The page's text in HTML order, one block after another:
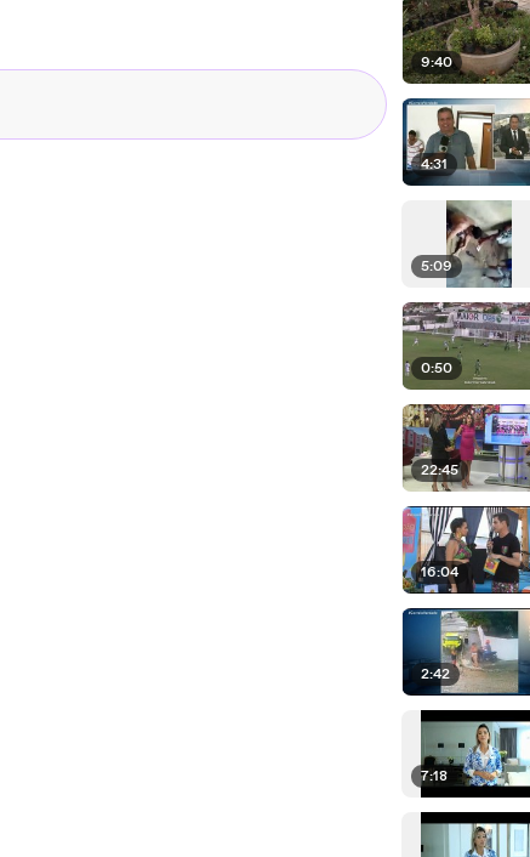
9:40
4:31
5:09
0:50
22:45
16:04
2:42
7:18